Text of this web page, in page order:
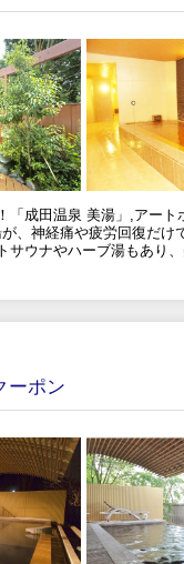
成田温泉 美湯」,アー
、神経痛や疲労回復だ
ウナやハーブ湯もあり
ーポン